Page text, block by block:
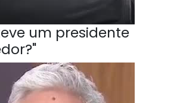
um presidente